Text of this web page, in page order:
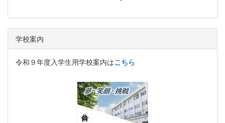
学校案内
令和９年度入学生用学校案内はこちら